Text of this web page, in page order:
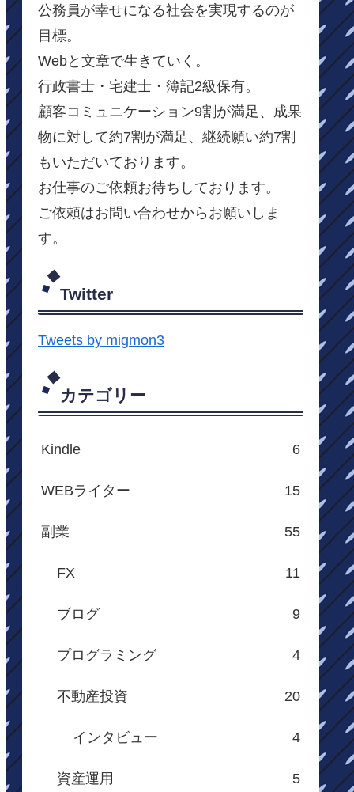
公務員が幸せになる社会を実現するのが
目標。
Webと文章で生きていく。
行政書士・宅建士・簿記2級保有。
顧客コミュニケーション9割が満足、成果
物に対して約7割が満足、継続願い約7割
もいただいております。
お仕事のご依頼お待ちしております。
ご依頼はお問い合わせからお願いしま
す。
Twitter
Tweets by migmon3
カテゴリー
Kindle 6
WEBライター 15
副業 55
FX 11
ブログ 9
プログラミング 4
不動産投資 20
インタビュー 4
資産運用 5